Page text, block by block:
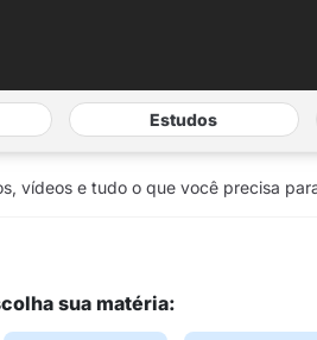
Estudos
vídeos e tudo o que você precisa
sua matéria: